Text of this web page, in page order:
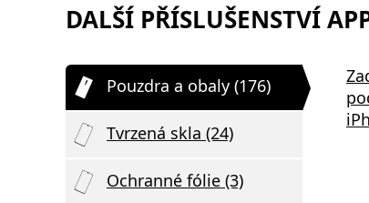
DALŠÍ PŘÍSLUŠENSTVÍ
Pouzdra a obaly (176)
Tvrzená skla (24)
Ochranné fólie (3)
Bezdrátová nabíječka Swissten
2v1 černá